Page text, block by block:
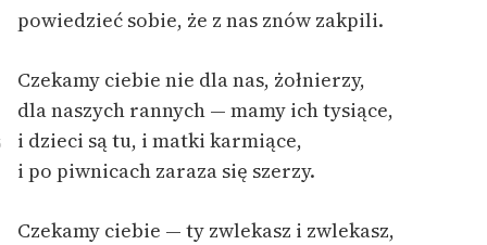
Regulamin darowizn
wrażliwych
Deklaracja dostępności
powiedzieć sobie, że z nas znów zakpili.
Czekamy ciebie nie dla nas, żołnierzy,
dla naszych rannych — mamy ich tysiące,
i dzieci są tu, i matki karmiące,
i po piwnicach zaraza się szerzy.
Czekamy ciebie — ty zwlekasz i zwlekasz,